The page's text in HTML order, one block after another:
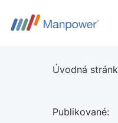
Úvodná
Publikované: